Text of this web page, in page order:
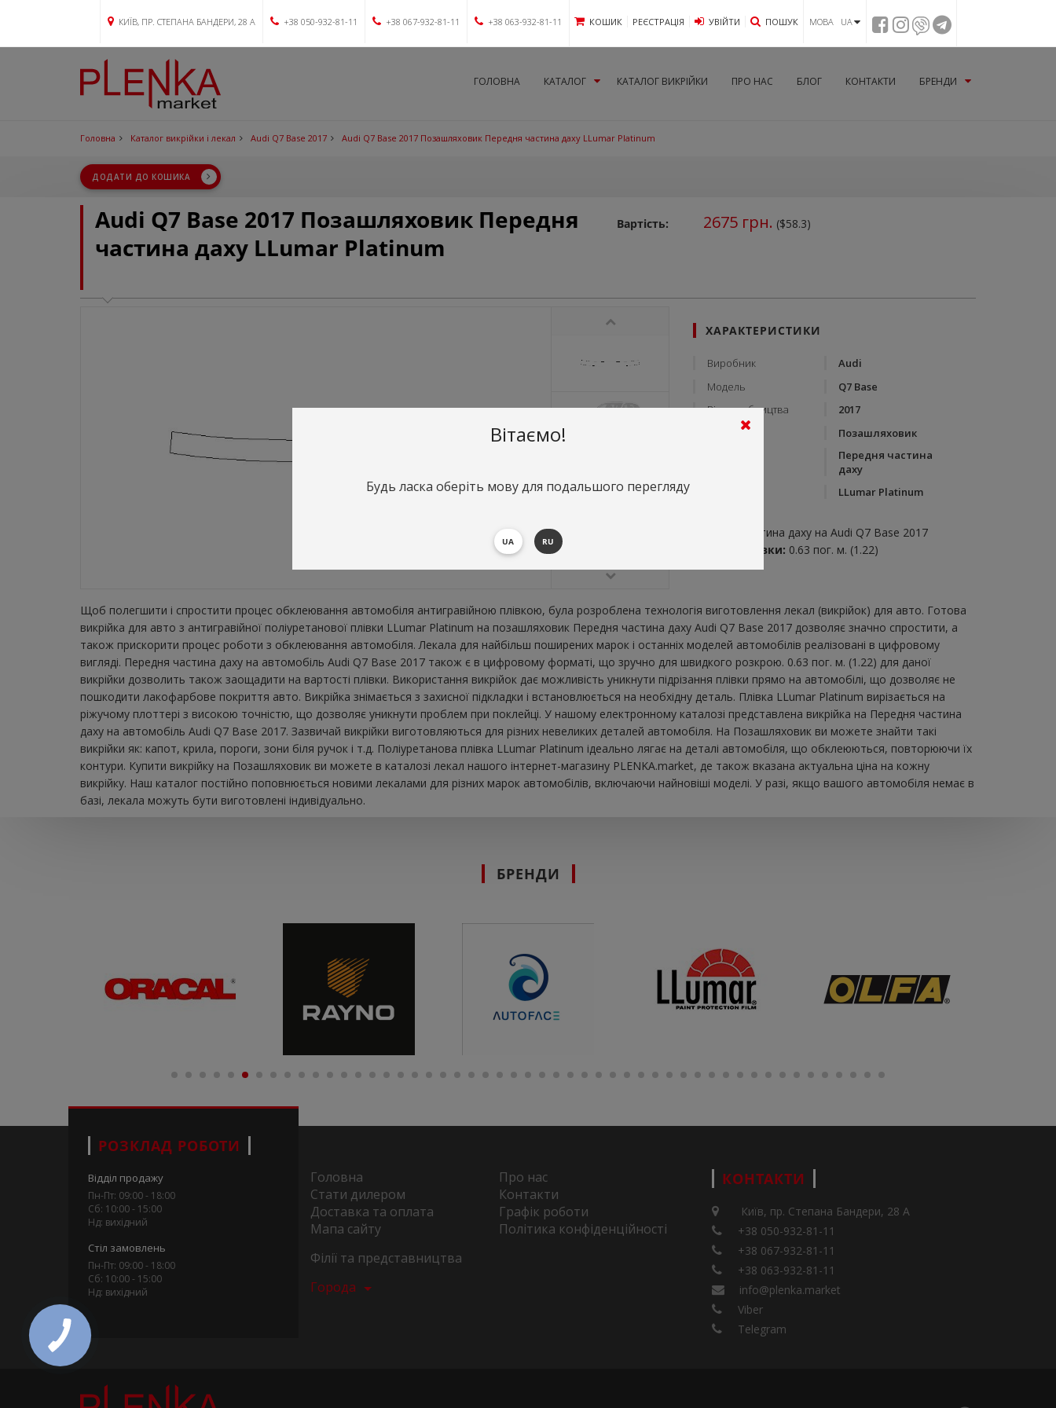
КИЇВ, ПР. СТЕПАНА БАНДЕРИ, 28 А +38 050-932-81-11 +38 067-932-81-11 +38 063-932-81-11 КОШИК РЕЄСТРАЦІЯ УВIЙТИ ПОШУК МОВА UA
ГОЛОВНА КАТАЛОГ КАТАЛОГ ВИКРІЙКИ ПРО НАС БЛОГ КОНТАКТИ БРЕНДИ
Головна Каталог викрійки і лекал Audi Q7 Base 2017 Audi Q7 Base 2017 Позашляховик Передня частина даху LLumar Platinum
ДОДАТИ ДО КОШИКА
Audi Q7 Base 2017 Позашляховик Передня
частина даху LLumar Platinum
Вартість: 2675грн. ($58.3)
ХАРАКТЕРИСТИКИ
Виробник
Audi
Модель
Q7 Base
Рік виробництва
2017
Тип кузову
Позашляховик
Передня частина
даху
LLumar Platinum
Передня частина даху на Audi Q7 Base 2017
Витрата плівки: 0.63 пог. м. (1.22)
Щоб полегшити і спростити процес обклеювання автомобіля антигравійною плівкою, була розроблена технологія виготовлення лекал (викрійок) для авто. Готова
викрійка для авто з антигравійної поліуретанової плівки LLumar Platinum на позашляховик Передня частина даху Audi Q7 Base 2017 дозволяє значно спростити, а
також прискорити процес роботи з обклеювання автомобіля. Лекала для найбільш поширених марок і останніх моделей автомобілів реалізовані в цифровому
вигляді. Передня частина даху на автомобіль Audi Q7 Base 2017 також є в цифровому форматі, що зручно для швидкого розкрою. 0.63 пог. м. (1.22) для даної
викрійки дозволить також заощадити на вартості плівки. Використання викрійок дає можливість уникнути підрізання плівки прямо на автомобілі, що дозволяє не
пошкодити лакофарбове покриття авто. Викрійка знімається з захисної підкладки і встановлюється на необхідну деталь. Плівка LLumar Platinum вирізається на
ріжучому плоттері з високою точністю, що дозволяє уникнути проблем при поклейці. У нашому електронному каталозі представлена ​​викрійка на Передня частина
даху на автомобіль Audi Q7 Base 2017. Зазвичай викрійки виготовляються для різних невеликих деталей автомобіля. На Позашляховик ви можете знайти такі
викрійки як: капот, крила, пороги, зони біля ручок і т.д. Поліуретанова плівка LLumar Platinum ідеально лягає на деталі автомобіля, що обклеюються, повторюючи їх
контури. Купити викрійку на Позашляховик ви можете в каталозі лекал нашого інтернет-магазину PLENKA.market, де також вказана актуальна ціна на кожну
викрійку. Наш каталог постійно поповнюється новими лекалами для різних марок автомобілів, включаючи найновіші моделі. У разі, якщо вашого автомобіля немає в
базі, лекала можуть бути виготовлені індивідуально.
БРЕНДИ
РОЗКЛАД РОБОТИ
Відділ продажу
Пн-Пт: 09:00 - 18:00
Сб: 10:00 - 15:00
Нд: вихідний
Стіл замовлень
Пн-Пт: 09:00 - 18:00
Сб: 10:00 - 15:00
Нд: вихідний
Головна
Про нас
Стати дилером
Контакти
Доставка та оплата
Графік роботи
Мапа сайту
Політика конфіденційності
Філії та представництва
Города
КОНТАКТИ
Київ, пр. Степана Бандери, 28 А
+38 050-932-81-11
+38 067-932-81-11
+38 063-932-81-11
info@plenka.market
Viber
Telegram
Вітаємо!
Будь ласка оберіть мову для подальшого перегляду
UA RU